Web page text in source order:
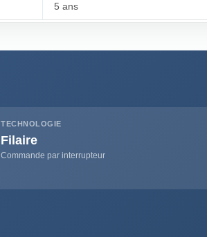
5 ans
TECHNOLOGIE
Filaire
Commande par interrupteur